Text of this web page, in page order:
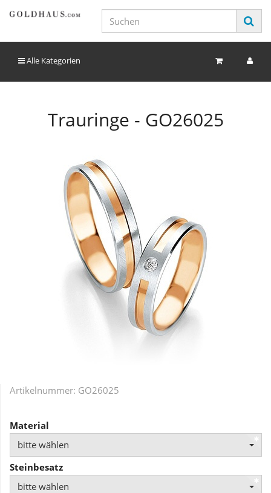
Alle Kategorien
Trauringe - GO26025
Artikelnummer: GO26025
Material
bitte wählen
Steinbesatz
bitte wählen